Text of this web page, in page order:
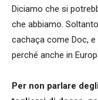
Diciamo che si
che abbiamo.
cachaça come Doc,
perché anche in
Per non parlare